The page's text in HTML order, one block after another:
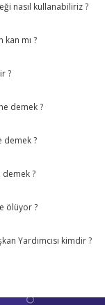
nasıl kullanabiliriz ?
mı ?
?
demek ?
demek ?
demek ?
ölüyor ?
Yardımcısı kimdir ?